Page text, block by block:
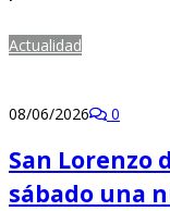
Actualidad
08/06/2026 0
San Lorenzo
sábado una